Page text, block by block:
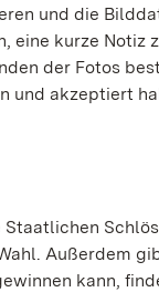
und die
eine kurze Notiz
der Fotos
und akzeptiert
Außerdem
kann,